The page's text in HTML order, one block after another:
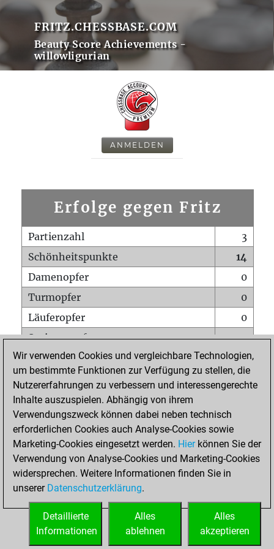
FRITZ.CHESSBASE.COM
Beauty Score Achievements -
willowligurian
ANMELDEN
Erfolge gegen Fritz
Partienzahl
3
Schönheitspunkte
14
Damenopfer
0
Turmopfer
0
Läuferopfer
0
Springeropfer
0
Bauernopfer
0
Matt auf vollem Brett
0
Bauer setzt Matt
Erstickte Matts
Unterverwandlungen
0
Türme auf der siebten
0
STARTSEITE
Wir verwenden Cookies und vergleichbare Technologien,
um bestimmte Funktionen zur Verfügung zu stellen, die
Nutzererfahrungen zu verbessern und interessengerechte
Inhalte auszuspielen. Abhängig von ihrem
Verwendungszweck können dabei neben technisch
erforderlichen Cookies auch Analyse-Cookies sowie
Marketing-Cookies eingesetzt werden. Hierkönnen Sie der
Verwendung von Analyse-Cookies und Marketing-Cookies
widersprechen. Weitere Informationen finden Sie in
unserer Datenschutzerklärung.
Alles
akzeptieren
Alles
ablehnen
Detaillierte
Informationen